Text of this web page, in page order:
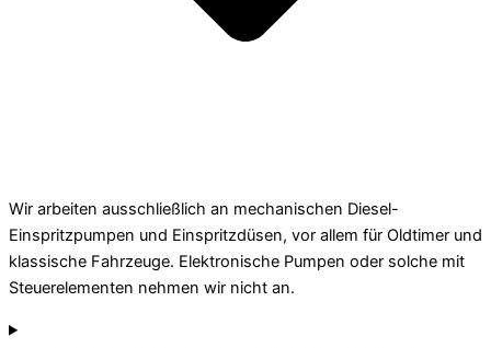
Wir arbeiten ausschließlich an mechanischen Diesel-
Einspritzpumpen und Einspritzdüsen, vor allem für Oldtimer und
klassische Fahrzeuge. Elektronische Pumpen oder solche mit
Steuerelementen nehmen wir nicht an.